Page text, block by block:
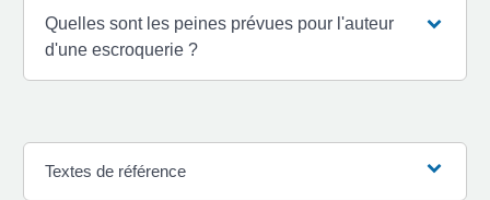
Quelles sont les peines prévues pour l'auteur
d'une escroquerie ?
Textes de référence